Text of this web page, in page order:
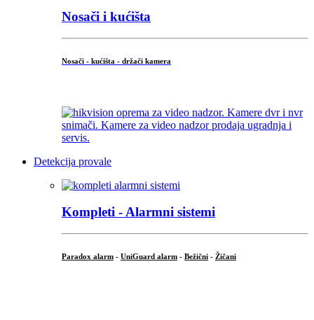
Nosači i kućišta
Nosači - kućišta - držači kamera
Detekcija provale
Kompleti - Alarmni sistemi
Paradox alarm - UniGuard alarm - Bežični - Žičani